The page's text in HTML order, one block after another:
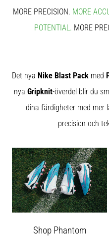
från
en
del
9. 6. 2025
•
3 min. läsning
Nike
MORE PRECISION. MORE
POTENTIAL. MORE
Det nya Nike Blast Pack med
nya Gripknit-överdel blir du
dina färdigheter med mer
precision och
Shop Phantom